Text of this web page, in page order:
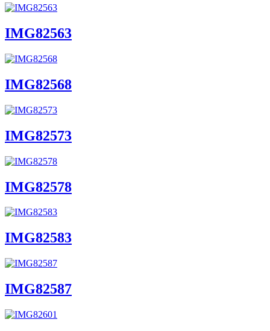
IMG82563
IMG82568
IMG82573
IMG82578
IMG82583
IMG82587